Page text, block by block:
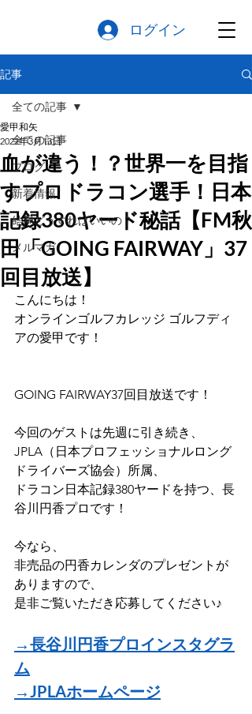
ログイン
記事
全ての記事
ブログ
新着情報
結局どうすればいいの？
メルマガ
全ての記事
血が違う！？世界一を目指
すプロドラコン選手！日本
記録380ヤード秘話【FM秋
田「GOING FAIRWAY」37
回目放送】
愛甲和矢
2022年3月13日
こんにちは！
オンラインゴルフカレッジ ゴルフディ
アの愛甲です！
GOING FAIRWAY37回目放送です！
今回のゲストは先週に引き続き、
JPLA（日本プロフェッショナルロング
ドライバーズ協会）所属、
ドラコン日本記録380ヤードを持つ、長
谷川円香プロです！
今なら、
非売品の円香カレンダのプレゼントが
ありますので、
是非ご覧いただき応募してください♪
→長谷川円香プロインスタグラ
ム
→JPLAホームページ